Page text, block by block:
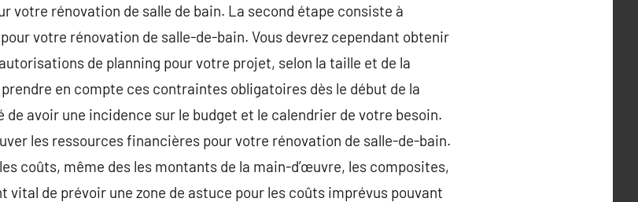
votre rénovation de salle de bain. La second étape consiste à
votre rénovation de salle-de-bain. Vous devrez cependant obtenir
de planning pour votre projet, selon la taille et de la
en compte ces contraintes obligatoires dès le début de la
avoir une incidence sur le budget et le calendrier de votre besoin.
les ressources financières pour votre rénovation de salle-de-bain.
coûts, même des les montants de la main-d’œuvre, les composites,
vital de prévoir une zone de astuce pour les coûts imprévus pouvant